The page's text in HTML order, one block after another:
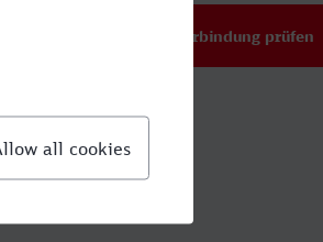
Verbindung prüfen